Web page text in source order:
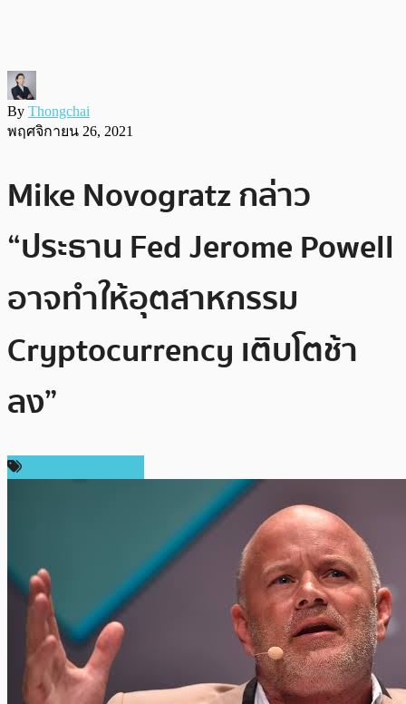
By Thongchai
พฤศจิกายน 26, 2021
Mike Novogratz กล่าว
“ประธาน Fed Jerome Powell
อาจทำให้อุตสาหกรรม
Cryptocurrency เติบโตช้า
ลง”